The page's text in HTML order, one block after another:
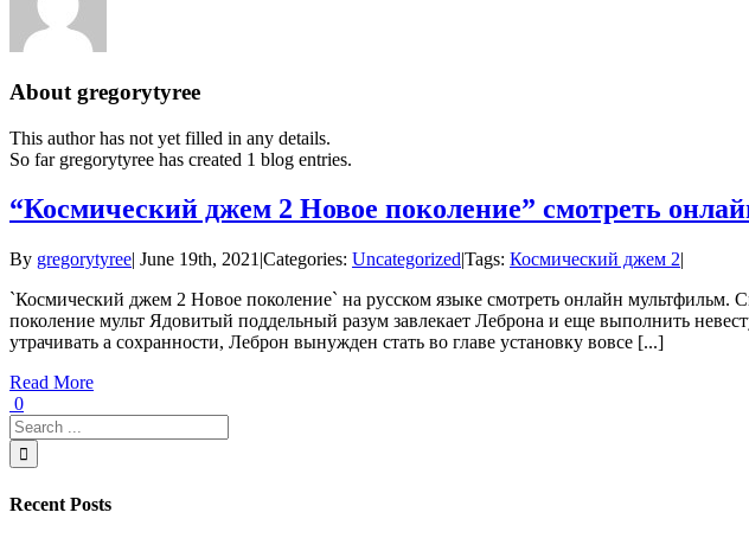
About gregorytyree
This author has not yet filled in any details.
So far gregorytyree has created 1 blog entries.
“Космический джем 2 Новое поколение” смотреть
By gregorytyree| June 19th, 2021 |Categories: Uncategorized|Tags: Космический джем 2|
`Космический джем 2 Новое поколение` на русском языке смотреть онлайн
поколение мульт Ядовитый поддельный разум завлекает Леброна и еще выполнить
утрачивать а сохранности, Леброн вынужден стать во главе установку вовсе [...]
Read More
0
Recent Posts